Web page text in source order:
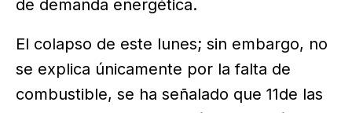
de demanda energética.
El colapso de este lunes; sin embargo, no
se explica únicamente por la falta de
combustible, se ha señalado que 11de las